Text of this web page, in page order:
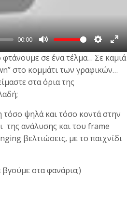
00:00
M
u
t
S
e
t
n
g
s
E
n
t
f
l
σε ένα τέλμα… Σε καμιά
στο κομμάτι των γραφικών…
στα όρια της
ψηλά και τόσο κοντά στην
της ανάλυσης και του frame
βελτιώσεις, με το παιχνίδι
στα φανάρια;)